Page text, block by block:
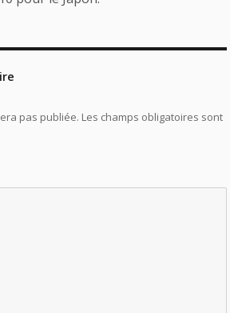
pas publiée. Les champs obligatoires sont